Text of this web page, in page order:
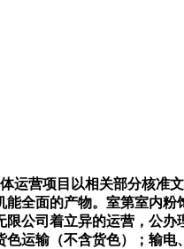
营项目以相关部分核准
全面的产物。室第室内粉
公司着立异的运营，公办
运输（不含货色）；输电